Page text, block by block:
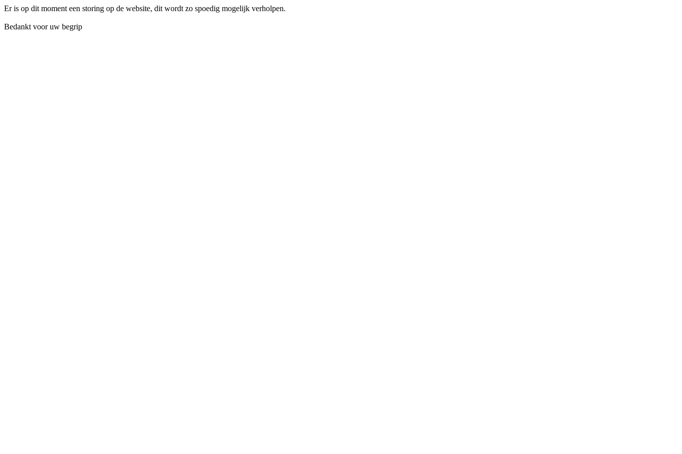
Er is op dit moment een storing op de website, dit wordt zo spoedig mogelijk verholpen.
Bedankt voor uw begrip